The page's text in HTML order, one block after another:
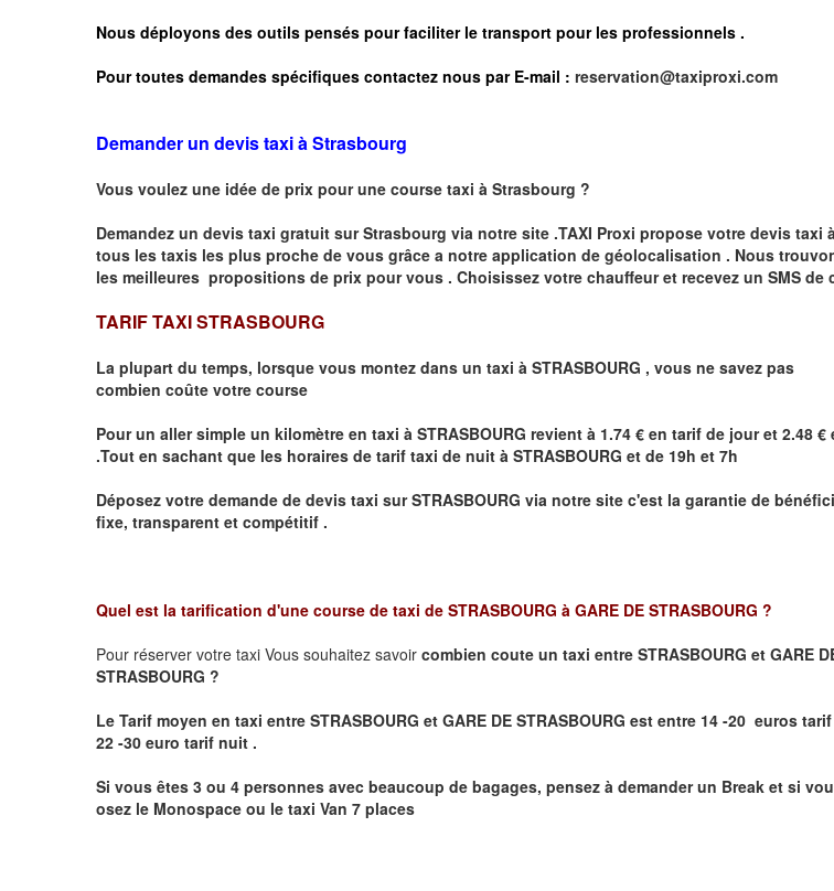
Nous déployons des outils pensés pour faciliter le transport pour les professionnels .
Pour toutes demandes spécifiques contactez nous par E-mail : reservation@taxiproxi.com
Demander un devis taxi à Strasbourg
Vous voulez une idée de prix pour une course taxi à Strasbourg ?
Demandez un devis taxi gratuit surStrasbourg via notre site .TAXI Proxi propose votre devis taxi à
tous les taxis les plus proche de vous grâce a notre application de géolocalisation . Nous
les meilleures propositions de prix pour vous . Choisissez votre chauffeur et recevez un SMS de
TARIF TAXI STRASBOURG
La plupart du temps, lorsque vous montez dans un taxi à STRASBOURG , vous ne savez pas
combien coûte votre course
Pour un aller simple un kilomètre en taxi à STRASBOURG revient à 1.74 € en tarif de jour et 2.48
.Tout en sachant que les horaires de tarif taxi de nuit à STRASBOURG et de 19h et 7h
Déposez votre demande de devis taxi surSTRASBOURG via notre site c'est la garantie de
fixe, transparent et compétitif .
Quel est la tarification d'une course de taxi de STRASBOURG à GARE DE STRASBOURG ?
Pour réserver votre taxi Vous souhaitez savoir combien coute un taxi entre STRASBOURG et GARE
STRASBOURG ?
Le Tarif moyen en taxi entre STRASBOURG et GARE DE STRASBOURG est entre 14 -20 euros
22 -30 euro tarif nuit .
Si vous êtes 3 ou 4 personnes avec beaucoup de bagages, pensez à demander un Break et si
osez le Monospace ou le taxi Van 7 places